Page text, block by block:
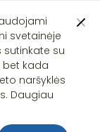
svetainėje
su
bet kada
naršyklės
Daugiau